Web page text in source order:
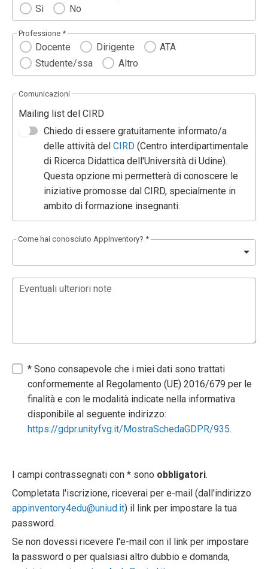
Sì No
Professione *
Docente Dirigente
ATA
Studente/ssa
Altro
Comunicazioni
Mailing list del CIRD
Chiedo di essere gratuitamente informato/a
delle attività delCIRD (Centro interdipartimentale
di Ricerca Didattica dell'Università di Udine).
Questa opzione mi permetterà di conoscere le
iniziative promosse dal CIRD, specialmente in
ambito di formazione insegnanti.
Come hai conosciuto AppInventory? *
Eventuali ulteriori note
* Sono consapevole che i miei dati sono trattati
conformemente al Regolamento (UE) 2016/679 per le
finalità e con le modalità indicate nella informativa
disponibile al seguente indirizzo:
https://gdpr.unityfvg.it/MostraSchedaGDPR/935.
I campi contrassegnati con * sono obbligatori.
Completata l'iscrizione, riceverai per e-mail (dall'indirizzo
appinventory4edu@uniud.it) il link per impostare la tua
password.
Se non dovessi ricevere l'e-mail con il link per impostare
la password o per qualsiasi altro dubbio e domanda,